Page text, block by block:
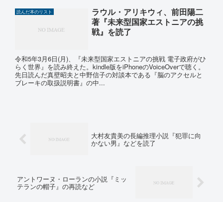
読んだ本のリスト
ラウル・アリキウィ、前田陽二
著『未来型国家エストニアの挑
戦』を読了
令和5年3月6日(月)、『未来型国家エストニアの挑戦 電子政府がひ
らく世界』を読み終えた。kindle版をiPhoneのVoiceOverで聴く。
先日読んだ真壁昭夫と中野信子の対談本である『脳のアクセルと
ブレーキの取扱説明書』の中...
大村友貴美の長編推理小説『犯罪に向
かない男』などを読了
アントワーヌ・ローランの小説『ミッ
テランの帽子』の再読など